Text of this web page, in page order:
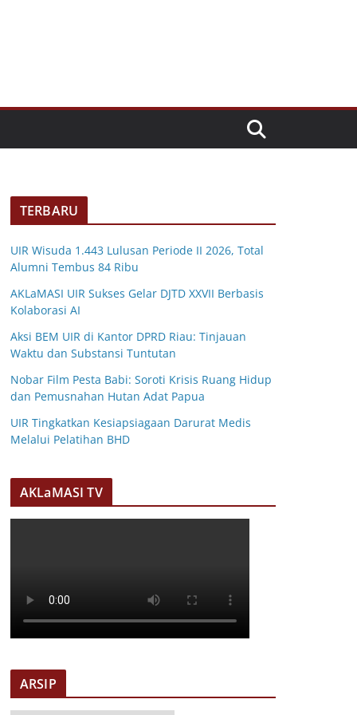
TERBARU
UIR Wisuda 1.443 Lulusan Periode II 2026, Total
Alumni Tembus 84 Ribu
AKLaMASI UIR Sukses Gelar DJTD XXVII Berbasis
Kolaborasi AI
Aksi BEM UIR di Kantor DPRD Riau: Tinjauan
Waktu dan Substansi Tuntutan
Nobar Film Pesta Babi: Soroti Krisis Ruang Hidup
dan Pemusnahan Hutan Adat Papua
UIR Tingkatkan Kesiapsiagaan Darurat Medis
Melalui Pelatihan BHD
AKLaMASI TV
ARSIP